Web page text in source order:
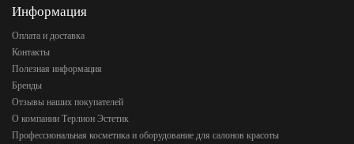
Информация
Оплата и доставка
Контакты
Полезная информация
Бренды
Отзывы наших покупателей
О компании Терлион Эстетик
Профессиональная косметика и оборудование для салонов красоты